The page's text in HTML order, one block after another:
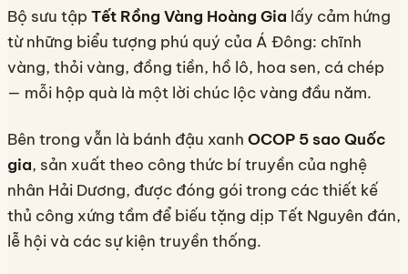
Bộ sưu tập Tết Rồng Vàng Hoàng Gia lấy cảm hứng
từ những biểu tượng phú quý của Á Đông: chĩnh
vàng, thỏi vàng, đồng tiền, hồ lô, hoa sen, cá chép
— mỗi hộp quà là một lời chúc lộc vàng đầu năm.
Bên trong vẫn là bánh đậu xanh OCOP 5 sao Quốc
gia, sản xuất theo công thức bí truyền của nghệ
nhân Hải Dương, được đóng gói trong các thiết kế
thủ công xứng tầm để biếu tặng dịp Tết Nguyên đán,
lễ hội và các sự kiện truyền thống.